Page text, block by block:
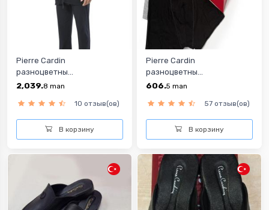
Pierre Cardin
разноцветны...
2,039.8 man
10 отзыв(ов)
В корзину
Pierre Cardin
разноцветны...
606.5 man
57 отзыв(ов)
В корзину